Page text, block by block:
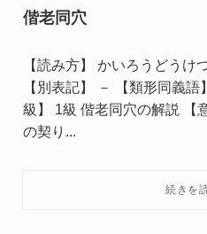
偕老同穴
【読み方】 かいろうどうけ
【別表記】 － 【類形同義
級】 1級 偕老同穴の解説 【
の契り...